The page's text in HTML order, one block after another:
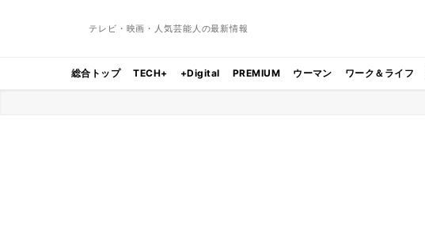
テレビ・映画・人気芸能人の最新情報
総合トップ TECH+ +Digital PREMIUM ウーマン ワーク＆ライフ